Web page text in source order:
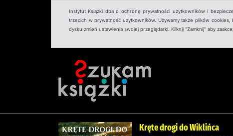
Instytut Książki dba o ochronę prywatności użytkowników i
trzecich w prywatność użytkowników. Używamy także plików
dysku zmień ustawienia swojej przeglądarki. Kliknij "Zamknij" aby
Kręte drogi do Wiklińca